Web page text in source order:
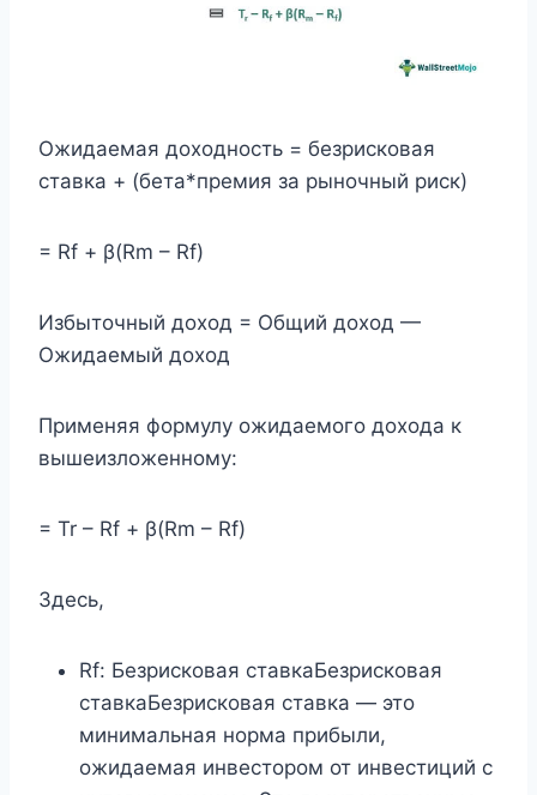
Ожидаемая доходность = безрисковая
ставка + (бета*премия за рыночный риск)
= Rf + β(Rm – Rf)
Избыточный доход = Общий доход —
Ожидаемый доход
Применяя формулу ожидаемого дохода к
вышеизложенному:
= Tr – Rf + β(Rm – Rf)
Здесь,
Rf: Безрисковая ставкаБезрисковая
ставкаБезрисковая ставка — это
минимальная норма прибыли,
ожидаемая инвестором от инвестиций с